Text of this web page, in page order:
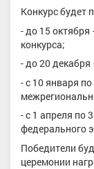
Конкурс будет
- до 15
конкурса;
- до 20
- с 10 января
- с 1 апреля по
федерального
Победители
церемонии